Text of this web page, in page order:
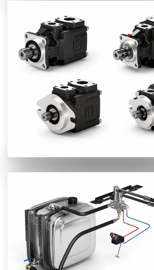
Προβολή